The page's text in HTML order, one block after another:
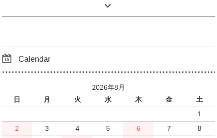
Calendar
2026年8月
日
月 火 水 木 金
土
1
2
3 4 5 6 7
8